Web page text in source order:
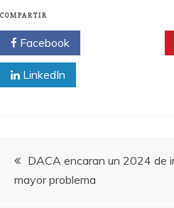
COMPARTIR
Facebook
LinkedIn
Navegación
de
DACA encaran un 2024 de
mayor problema